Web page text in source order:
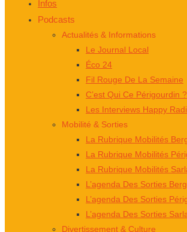
Infos
Podcasts
Actualités & Informations
Le Journal Local
Éco 24
Fil Rouge De La Semaine
C’est Qui Ce Périgourdin ?
Les Interviews Happy
Mobilité & Sorties
La Rubrique Mobilités
La Rubrique Mobilités
La Rubrique Mobilités
L’agenda Des Sorties
L’agenda Des Sorties
L’agenda Des Sorties
Divertissement & Culture